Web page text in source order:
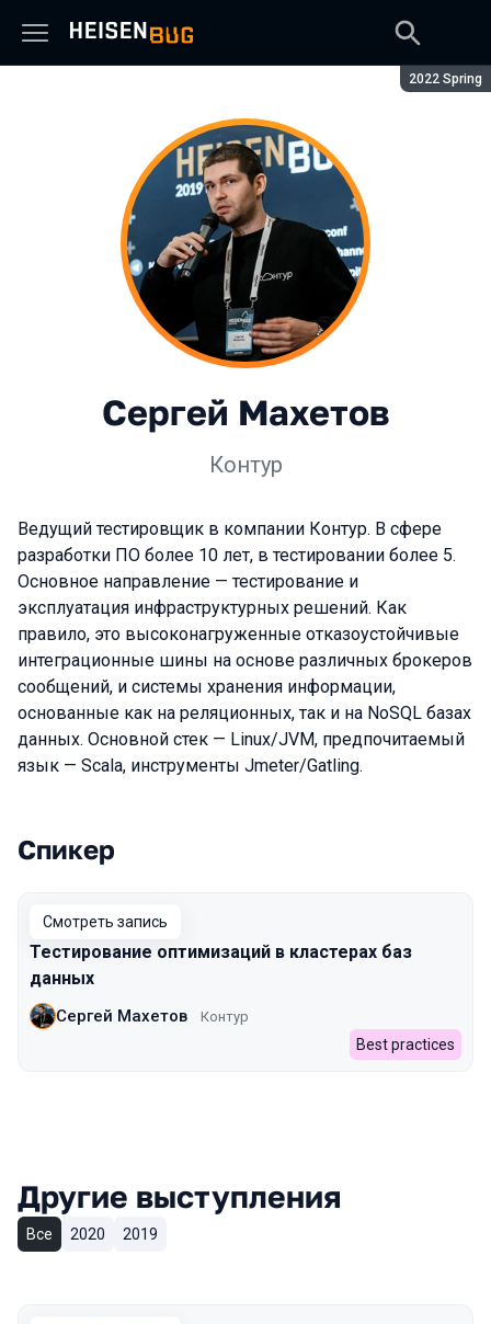
Сезон:
2022 Spring
Сергей Махетов
Контур
Ведущий тестировщик в компании Контур. В сфере
разработки ПО более 10 лет, в тестировании более 5.
Основное направление — тестирование и
эксплуатация инфраструктурных решений. Как
правило, это высоконагруженные отказоустойчивые
интеграционные шины на основе различных брокеров
сообщений, и системы хранения информации,
основанные как на реляционных, так и на NoSQL базах
данных. Основной стек — Linux/JVM, предпочитаемый
язык — Scala, инструменты Jmeter/Gatling.
Выступления в сезоне 2022 Spring
Спикер
Смотреть запись
Тестирование оптимизаций в кластерах баз
данных
Сергей Махетов Контур
Best practices
Другие выступления
Все 2020 2019